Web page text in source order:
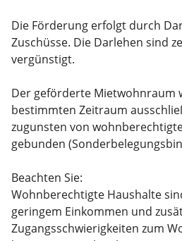
Die Förderung erfolgt durch
Zuschüsse. Die Darlehen sind
vergünstigt.
Der geförderte Mietwohnraum
bestimmten Zeitraum
zugunsten von
gebunden
Beachten Sie:
Wohnberechtigte Haushalte
geringem Einkommen und
Zugangsschwierigkeiten zum